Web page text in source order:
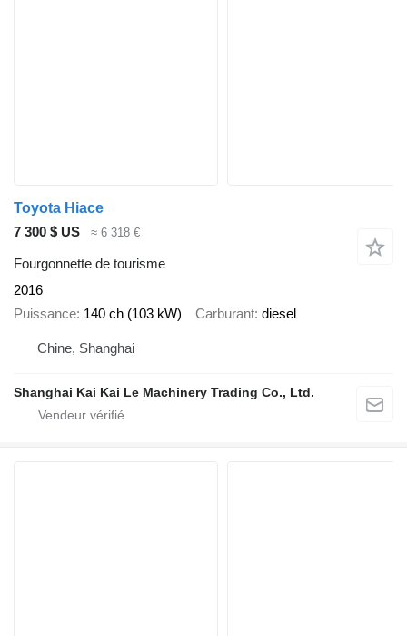
Toyota Hiace
7 300 $ US
≈ 6 318 €
Fourgonnette de tourisme
2016
Puissance 140 ch (103 kW) Carburant diesel
Chine, Shanghai
Shanghai Kai Kai Le Machinery Trading Co., Ltd.